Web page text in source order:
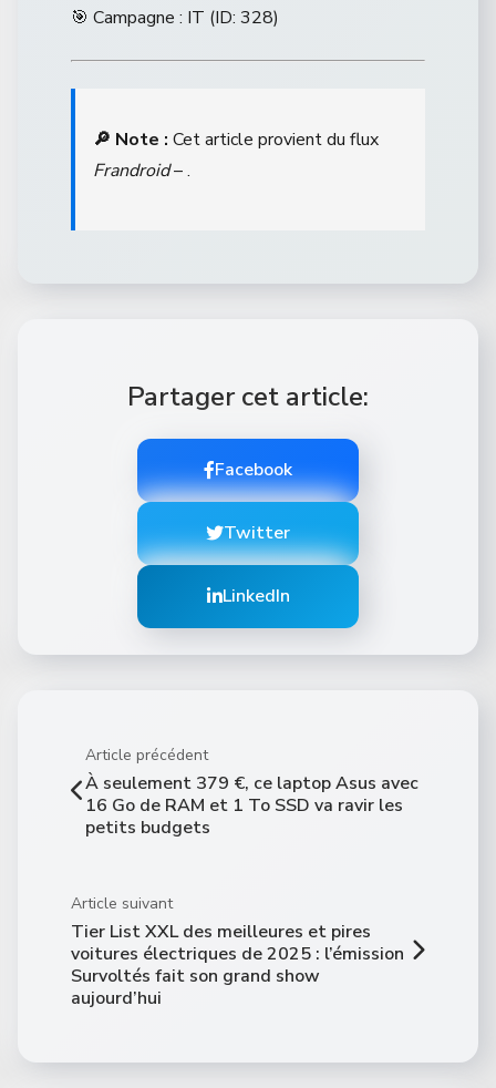
🎯 Campagne : IT (ID: 328)
🔎 Note : Cet article provient du flux
Frandroid– .
Partager cet article:
Facebook
Twitter
LinkedIn
Article précédent
À seulement 379 €, ce laptop Asus avec
16 Go de RAM et 1 To SSD va ravir les
petits budgets
Article suivant
Tier List XXL des meilleures et pires
voitures électriques de 2025 : l’émission
Survoltés fait son grand show
aujourd’hui